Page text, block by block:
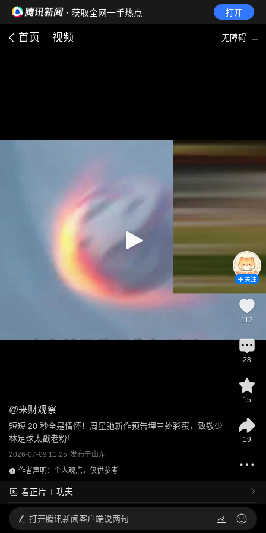
· 获取全网一手热点 打开
首页 视频 无障碍
@来财观察
短短 20 秒全是情怀！周星驰新作预告埋三处彩蛋，致敬少
林足球太戳老粉!
2026-07-09 11:25 发布于山东
作者声明：个人观点，仅供参考
看正片 功夫
关注
112
28
15
19
打开腾讯新闻客户端说两句